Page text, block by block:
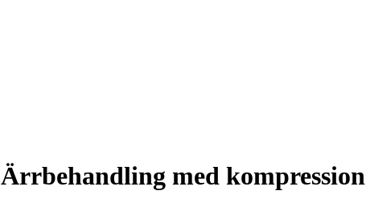
Ärrbehandling med kompression